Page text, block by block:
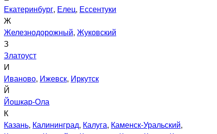
Екатеринбург, Елец, Ессентуки
Ж
Железнодорожный, Жуковский
З
Златоуст
И
Иваново, Ижевск, Иркутск
Й
Йошкар-Ола
К
Казань, Калининград, Калуга, Каменск-Уральский,